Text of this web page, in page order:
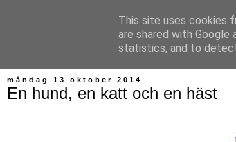
Bagerskan
måndag 13 oktober 2014
En hund, en katt och en häst
This site uses cookies
are shared with
statistics, and to